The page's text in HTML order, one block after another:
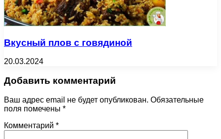
Вкусный плов с говядиной
20.03.2024
Добавить комментарий
Ваш адрес email не будет опубликован. Обязательные
поля помечены *
Комментарий *